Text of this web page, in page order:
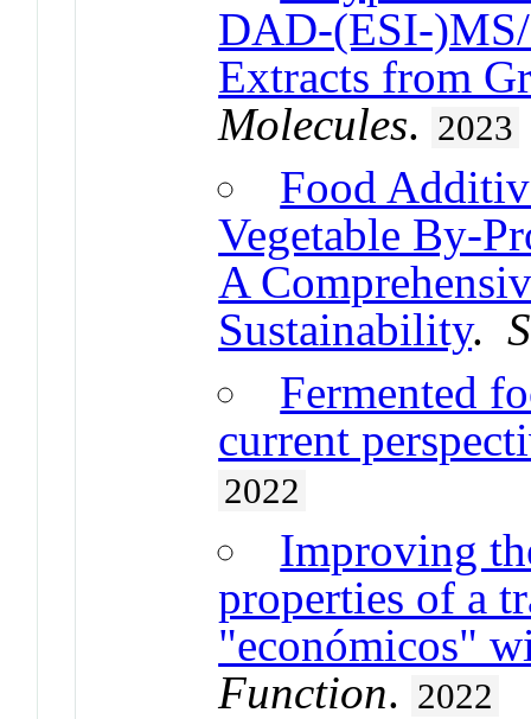
DAD-(ESI-
Extracts from
Molecules. 2023
Food
Vegetable By-
A
Sustainability.
Fermented
current
2022
Improving
properties of a
"económicos"
Function. 2022